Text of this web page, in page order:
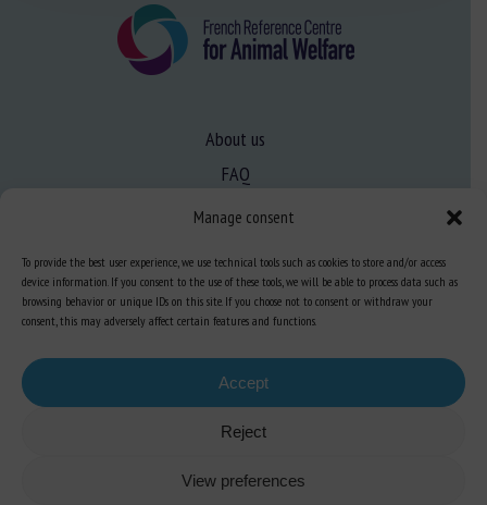
Manage consent
To provide the best user experience, we use technical tools such as cookies to store and/or access
device information. If you consent to the use of these tools, we will be able to process data such as
browsing behavior or unique IDs on this site. If you choose not to consent or withdraw your
consent, this may adversely affect certain features and functions.
Accept
Reject
View preferences
About us
FAQ
Learn more about animal welfare
Training in animal welfare